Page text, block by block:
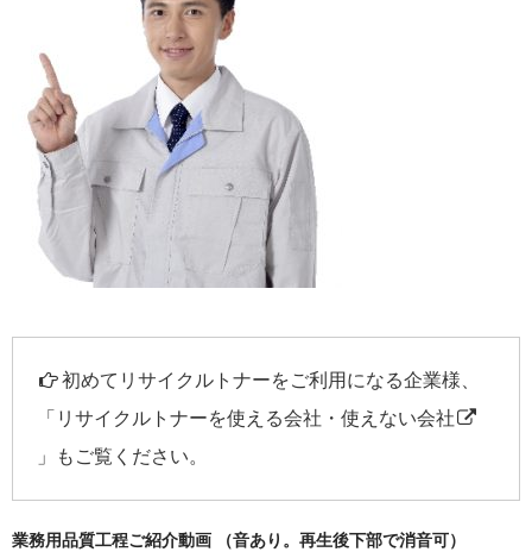
初めてリサイクルトナーをご利用になる企業様、
「 リサイクルトナーを使える会社・使えない会社
」もご覧ください。
業務用品質工程ご紹介動画 （音あり。再生後下部で消音可）